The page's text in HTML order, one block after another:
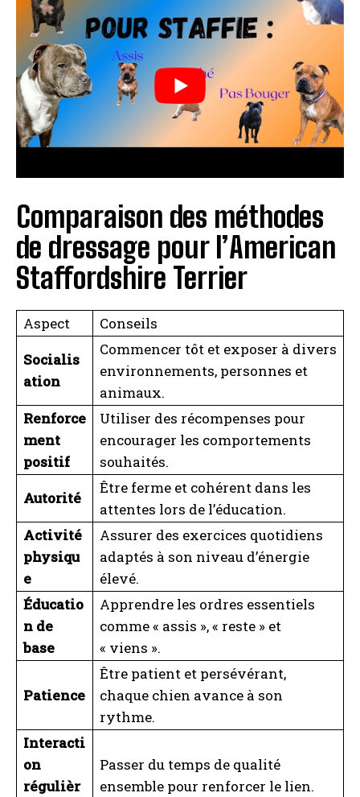
Comparaison des méthodes
de dressage pour l’American
Staffordshire Terrier
Aspect
Conseils
Socialis
ation
Commencer tôt et exposer à divers
environnements, personnes et
animaux.
Renforce
ment
positif
Utiliser des récompenses pour
encourager les comportements
souhaités.
Autorité
Être ferme et cohérent dans les
attentes lors de l’éducation.
Activité
physiqu
e
Assurer des exercices quotidiens
adaptés à son niveau d’énergie
élevé.
Éducatio
n de
base
Apprendre les ordres essentiels
comme « assis », « reste » et
« viens ».
Patience
Être patient et persévérant,
chaque chien avance à son
rythme.
Interacti
on
régulièr
Passer du temps de qualité
ensemble pour renforcer le lien.